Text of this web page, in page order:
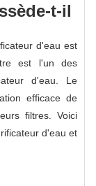
t-il
d'eau est
est l'un des
d'eau. Le
efficace de
filtres. Voici
d'eau et